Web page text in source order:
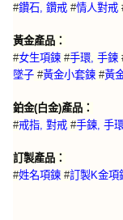
#鑽石, 鑽戒 #情人對戒
黃金產品：
#女生項鍊 #手環, 手鍊
墜子 #黃金小套鍊 #黃
鉑金(白金)產品：
#戒指, 對戒 #手鍊, 手
訂製產品：
#姓名項鍊 #訂製K金項